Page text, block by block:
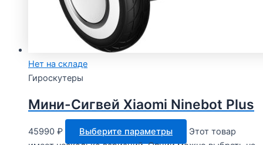
Нет на складе
Гироскутеры
Мини-Сигвей Xiaomi Ninebot Plus
45990 ₽ Выберите параметры
Этот товар